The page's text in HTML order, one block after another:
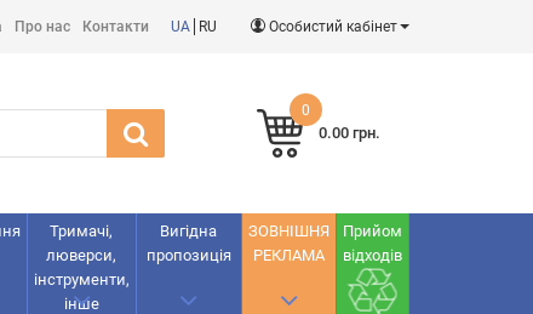
Про нас Контакти UA RU Особистий кабінет
0
0.00 грн.
Тримачі,
люверси,
інструменти,
інше
Вигідна
пропозиція
ЗОВНІШНЯ
РЕКЛАМА
Прийом
відходів